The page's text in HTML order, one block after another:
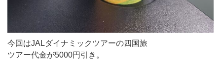
今回はJALダイナミックツアーの四国旅
ツアー代金が5000円引き。